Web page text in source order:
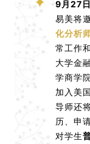
9月27
易美将
化分析
常工作
大学金
学商学
加入美
导师还
历、申
对学生